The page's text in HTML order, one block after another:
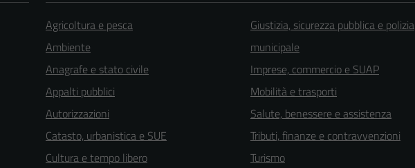
Agricoltura e pesca
Ambiente
Anagrafe e stato civile
Appalti pubblici
Autorizzazioni
Catasto, urbanistica e SUE
Cultura e tempo libero
Giustizia, sicurezza pubblica e polizia
municipale
Imprese, commercio e SUAP
Mobilità e trasporti
Salute, benessere e assistenza
Tributi, finanze e contravvenzioni
Turismo